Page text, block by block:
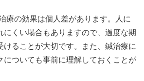
療の効果は個人差があります。人に
にくい場合もありますので、過度な期
けることが大切です。また、鍼治療に
についても事前に理解しておくことが